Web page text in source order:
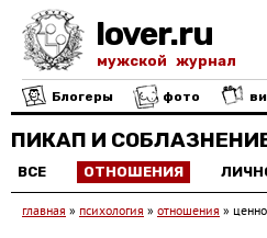
lover.ru
мужской журнал
Блогеры фото
ПИКАП И
ВСЕ ОТНОШЕНИЯ
главная » психология » отношения »